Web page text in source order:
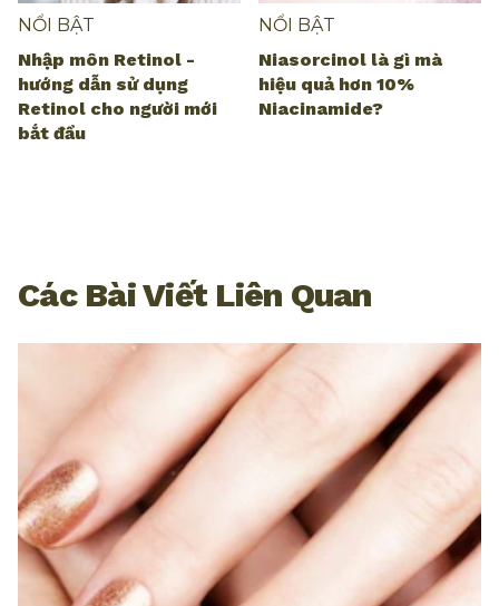
NỔI BẬT
Nhập môn Retinol -
hướng dẫn sử dụng
Retinol cho người mới
bắt đầu
NỔI BẬT
Niasorcinol là gì mà
hiệu quả hơn 10%
Niacinamide?
Các Bài Viết Liên Quan